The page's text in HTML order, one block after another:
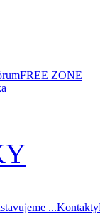
FREE ZONE
...Kontakty